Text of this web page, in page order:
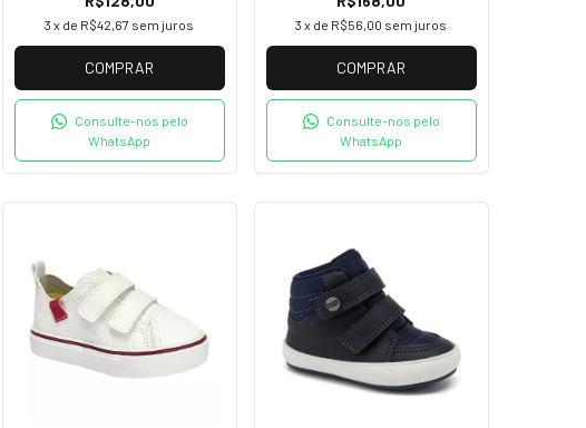
3 x de R$42,67 sem juros
COMPRAR
Consulte-nos pelo
WhatsApp
3 x de R$56,00 sem juros
COMPRAR
Consulte-nos pelo
WhatsApp